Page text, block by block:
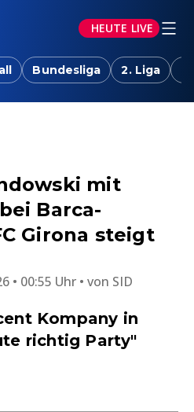
HEUTE LIVE
Bundesliga 2. Liga
mit
Barca-
Girona steigt
• 00:55 Uhr von SID
Kompany in
richtig Party"